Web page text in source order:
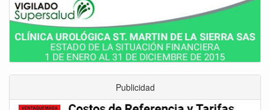
Publicidad